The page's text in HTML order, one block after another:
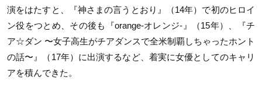
演をはたすと、『神さまの言うとおり』（14年）で初のヒロイ
ン役をつとめ、その後も『orange-オレンジ-』（15年）、『チ
ア☆ダン 〜女子高生がチアダンスで全米制覇しちゃったホント
の話〜』（17年）に出演するなど、着実に女優としてのキャリ
アを積んできた。